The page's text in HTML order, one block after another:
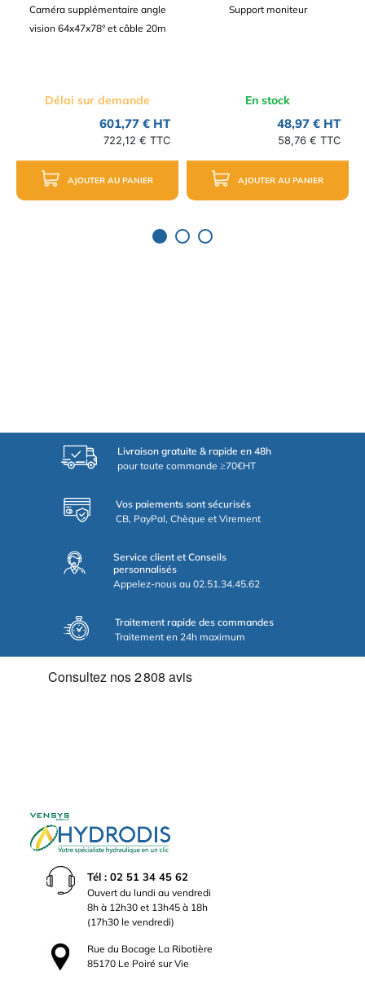
Caméra supplémentaire angle
vision 64x47x78° et câble 20m
Délai sur demande
601,77 € HT
722,12 € TTC
AJOUTER AU PANIER
Support moniteur
En stock
48,97 € HT
58,76 € TTC
AJOUTER AU PANIER
Livraison gratuite & rapide en 48h
pour toute commande ≥70€HT
Vos paiements sont sécurisés
CB, PayPal, Chèque et Virement
Service client et Conseils
personnalisés
Appelez-nous au 02.51.34.45.62
Traitement rapide des commandes
Traitement en 24h maximum
Tél : 02 51 34 45 62
Ouvert du lundi au vendredi
8h à 12h30 et 13h45 à 18h
(17h30 le vendredi)
Rue du Bocage La Ribotière
85170 Le Poiré sur Vie